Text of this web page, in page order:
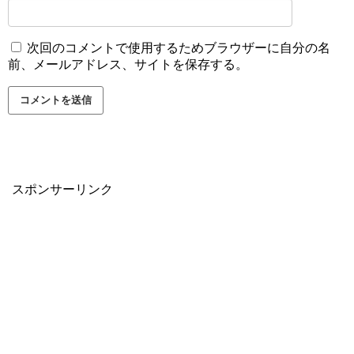
次回のコメントで使用するためブラウザーに自分の名
前、メールアドレス、サイトを保存する。
スポンサーリンク